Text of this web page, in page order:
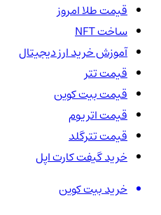
قیمت طلا امروز
ساخت NFT
آموزش خرید ارز دیجیتال
قیمت تتر
قیمت بیت کوین
قیمت اتریوم
قیمت تترگلد
خرید گیفت کارت اپل
خرید بیت کوین